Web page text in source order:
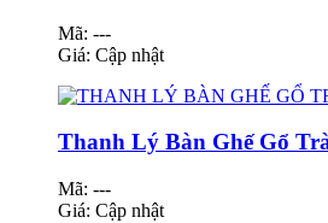
Mã: ---
Giá: Cập nhật
Thanh Lý Bàn Ghế Gổ
Mã: ---
Giá: Cập nhật